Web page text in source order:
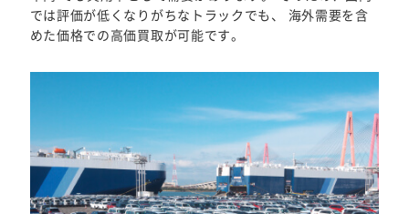
では評価が低くなりがちなトラックでも、 海外需要を含
めた価格での高価買取が可能です。